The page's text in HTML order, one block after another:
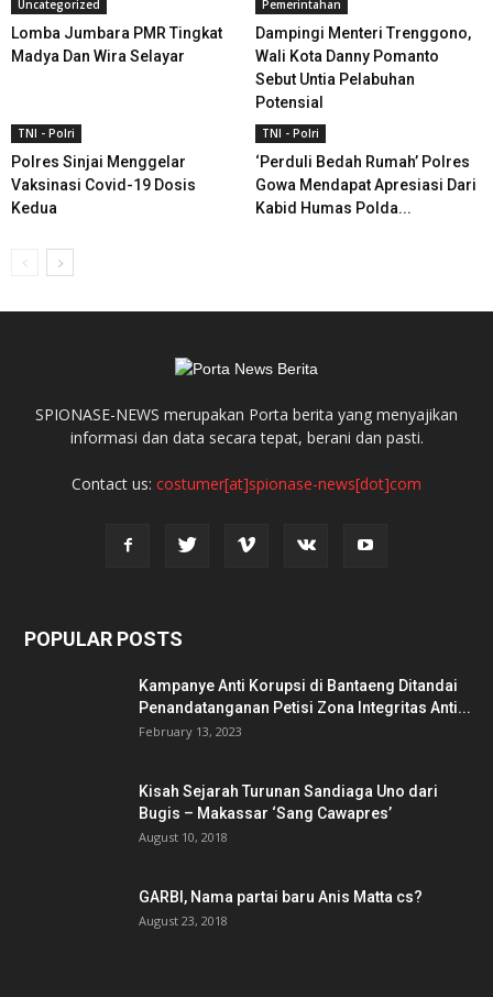
Uncategorized
Lomba Jumbara PMR Tingkat
Madya Dan Wira Selayar
Pemerintahan
Dampingi Menteri Trenggono,
Wali Kota Danny Pomanto
Sebut Untia Pelabuhan
Potensial
TNI - Polri
Polres Sinjai Menggelar
Vaksinasi Covid-19 Dosis
Kedua
TNI - Polri
‘Perduli Bedah Rumah’ Polres
Gowa Mendapat Apresiasi Dari
Kabid Humas Polda...
SPIONASE-NEWS merupakan Porta berita yang menyajikan
informasi dan data secara tepat, berani dan pasti.
Contact us: costumer[at]spionase-news[dot]com
POPULAR POSTS
Kampanye Anti Korupsi di Bantaeng Ditandai
Penandatanganan Petisi Zona Integritas Anti...
February 13, 2023
Kisah Sejarah Turunan Sandiaga Uno dari
Bugis – Makassar ‘Sang Cawapres’
August 10, 2018
GARBI, Nama partai baru Anis Matta cs?
August 23, 2018